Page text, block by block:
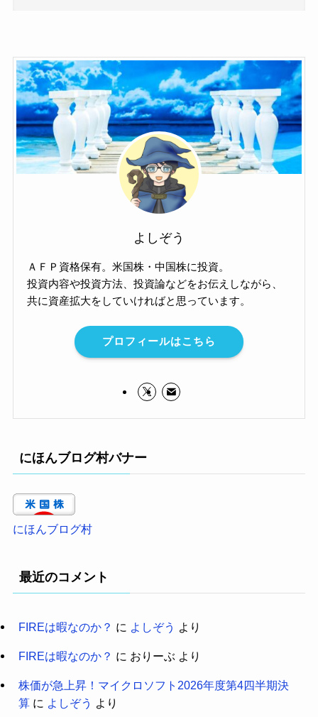
よしぞう
ＡＦＰ資格保有。米国株・中国株に投資。
投資内容や投資方法、投資論などをお伝えしながら、
共に資産拡大をしていければと思っています。
プロフィールはこちら
にほんブログ村バナー
にほんブログ村
最近のコメント
FIREは暇なのか？ に よしぞう より
FIREは暇なのか？ に おりーぶ より
株価が急上昇！マイクロソフト2026年度第4四半期決
算に よしぞう より